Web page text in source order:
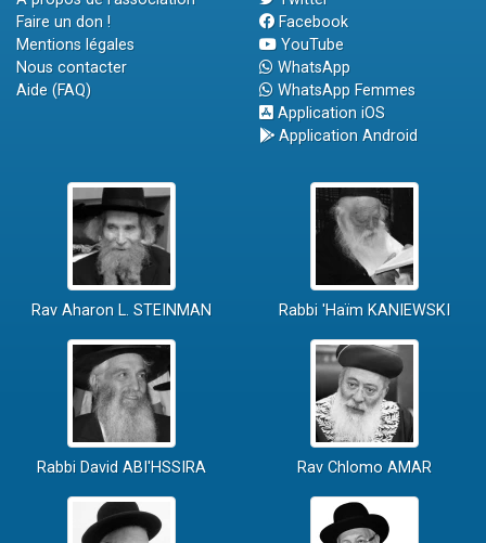
Faire un don !
Mentions légales
Nous contacter
Aide (FAQ)
Facebook
YouTube
WhatsApp
WhatsApp Femmes
Application iOS
Application Android
Rav Aharon L. STEINMAN Rabbi 'Haïm KANIEWSKI
Rabbi David ABI'HSSIRA Rav Chlomo AMAR